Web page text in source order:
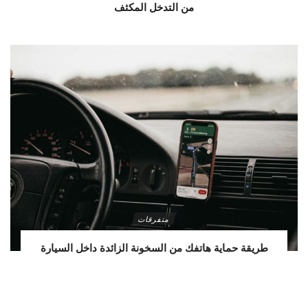
من التدخل المكثف
متفرقات
طريقة حماية هاتفك من السخونة الزائدة داخل السيارة